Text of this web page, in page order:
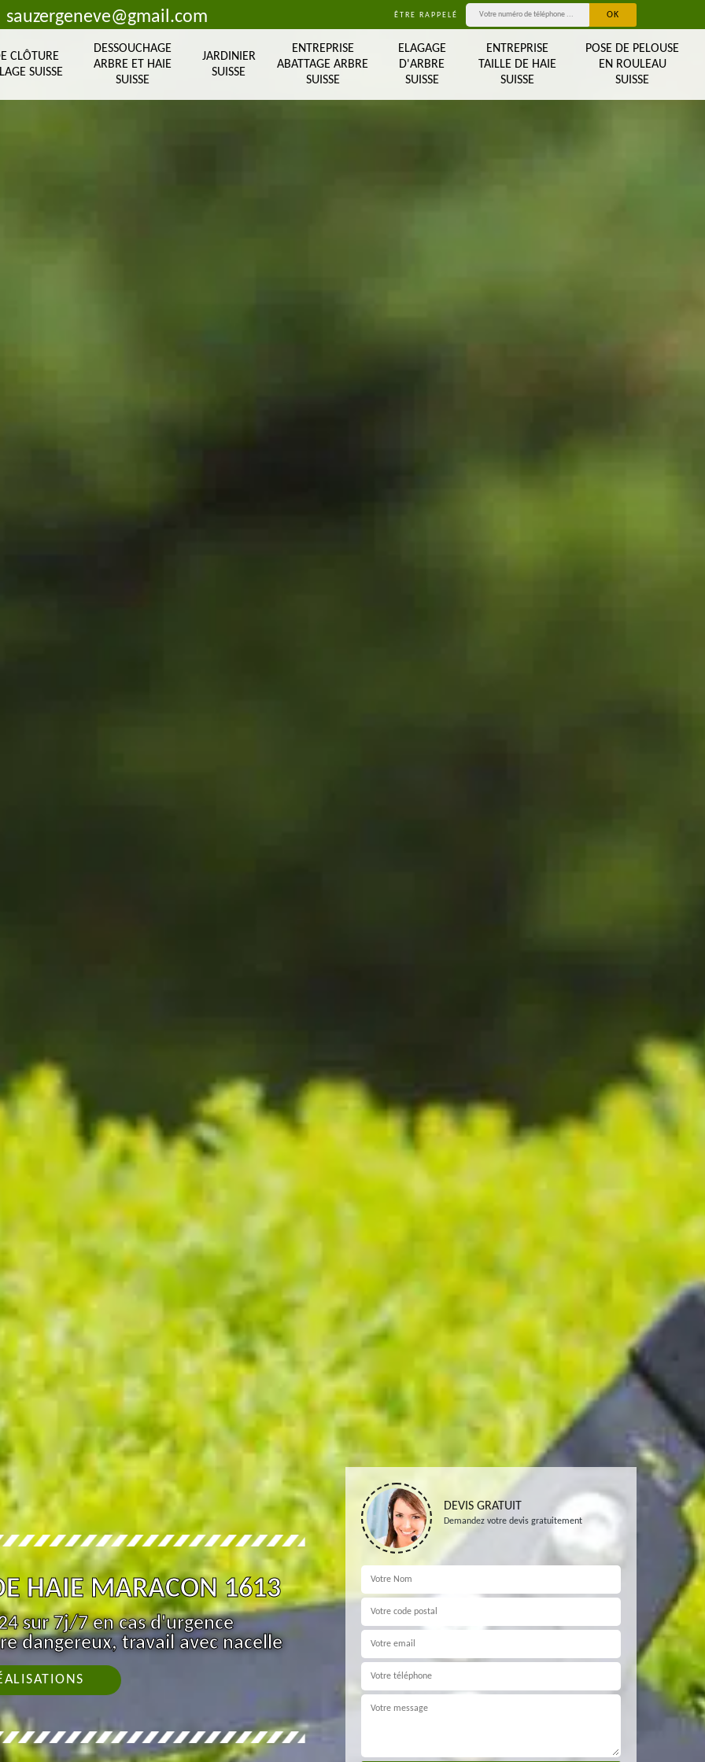
sauzergeneve@gmail.com ÊTRE RAPPELÉ
CLÔTURE
SUISSE
DESSOUCHAGE
ARBRE ET HAIE
SUISSE
JARDINIER
SUISSE
ENTREPRISE
ABATTAGE ARBRE
SUISSE
ELAGAGE
D'ARBRE
SUISSE
ENTREPRISE
TAILLE DE HAIE
SUISSE
POSE DE PELOUSE
EN ROULEAU
SUISSE
HAIE MARACON 1613
sur 7j/7 en cas d'urgence
dangereux, travail avec nacelle
DEVIS GRATUIT
Demandez votre devis gratuitement